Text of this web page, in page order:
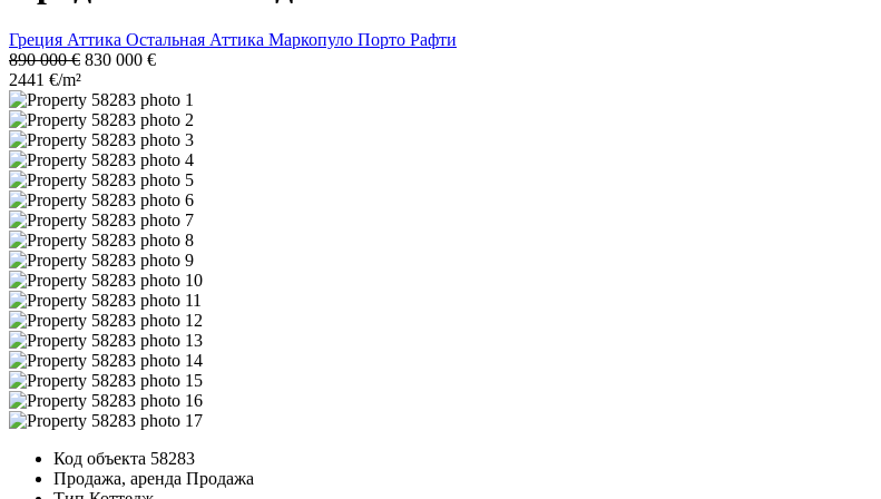
Греция Аттика Остальная Аттика Маркопуло Порто Рафти
890 000 € 830 000 €
2441 €/m²
Код объекта 58283
Продажа, аренда Продажа